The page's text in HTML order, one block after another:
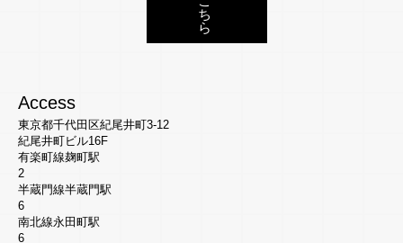
ち
ら
Access
東京都千代田区紀尾井町3-12
紀尾井町ビル16F
有楽町線麹町駅
2
半蔵門線半蔵門駅
6
南北線永田町駅
6